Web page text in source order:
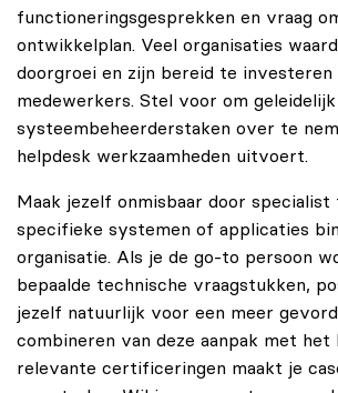
functioneringsgesprekken en vraag
ontwikkelplan. Veel organisaties
doorgroei en zijn bereid te investeren
medewerkers. Stel voor om
systeembeheerderstaken over te
helpdesk werkzaamheden uitvoert.
Maak jezelf onmisbaar door specialist
specifieke systemen of applicaties
organisatie. Als je de go-to persoon
bepaalde technische vraagstukken,
jezelf natuurlijk voor een meer
combineren van deze aanpak met het
relevante certificeringen maakt je